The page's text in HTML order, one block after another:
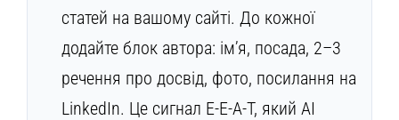
статей на вашому сайті. До кожної
додайте блок автора: ім’я, посада, 2–3
речення про досвід, фото, посилання на
LinkedIn. Це сигнал E-E-A-T, який AI